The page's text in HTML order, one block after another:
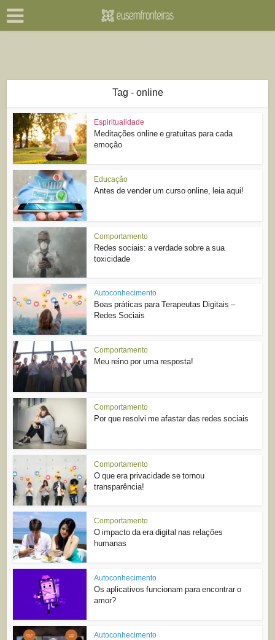
Tag - online
Espiritualidade
Meditações online e gratuitas para cada
emoção
Educação
Antes de vender um curso online, leia aqui!
Comportamento
Redes sociais: a verdade sobre a sua
toxicidade
Autoconhecimento
Boas práticas para Terapeutas Digitais –
Redes Sociais
Comportamento
Meu reino por uma resposta!
Comportamento
Por que resolvi me afastar das redes sociais
Comportamento
O que era privacidade se tornou
transparência!
Comportamento
O impacto da era digital nas relações
humanas
Autoconhecimento
Os aplicativos funcionam para encontrar o
amor?
Autoconhecimento